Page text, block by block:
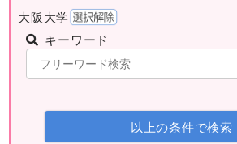
大阪大学
キーワード
以上の条件で検索